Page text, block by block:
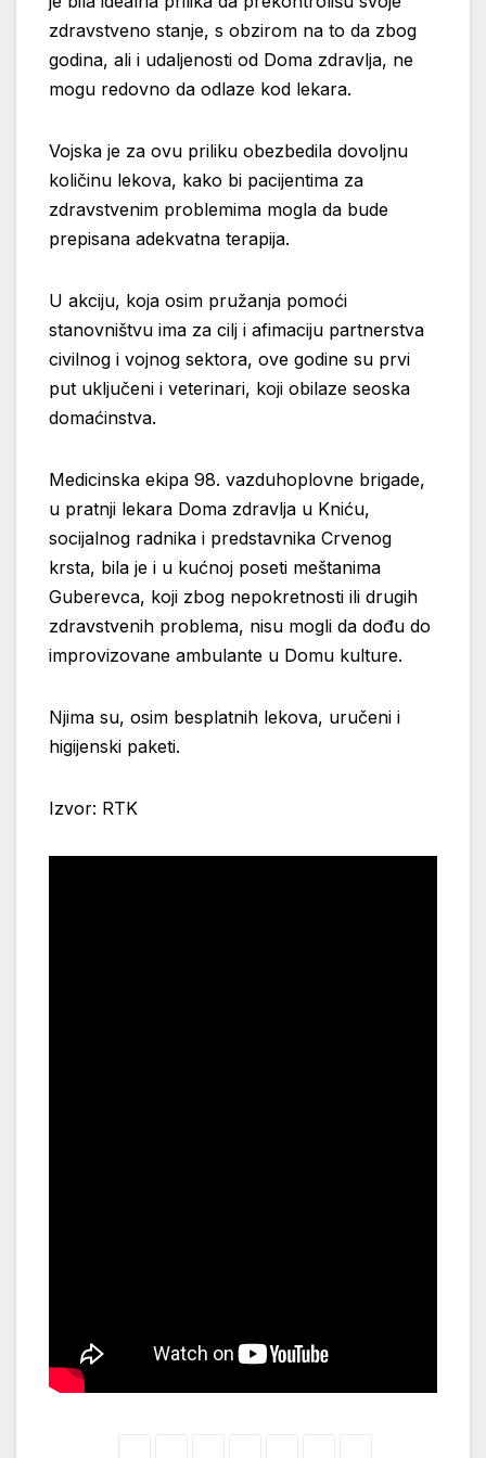
zdravstveno stanje, s obzirom na to da zbog
godina, ali i udaljenosti od Doma zdravlja, ne
mogu redovno da odlaze kod lekara.
Vojska je za ovu priliku obezbedila dovoljnu
količinu lekova, kako bi pacijentima za
zdravstvenim problemima mogla da bude
prepisana adekvatna terapija.
U akciju, koja osim pružanja pomoći
stanovništvu ima za cilj i afimaciju partnerstva
civilnog i vojnog sektora, ove godine su prvi
put uključeni i veterinari, koji obilaze seoska
domaćinstva.
Medicinska ekipa 98. vazduhoplovne brigade,
u pratnji lekara Doma zdravlja u Kniću,
socijalnog radnika i predstavnika Crvenog
krsta, bila je i u kućnoj poseti meštanima
Guberevca, koji zbog nepokretnosti ili drugih
zdravstvenih problema, nisu mogli da dođu do
improvizovane ambulante u Domu kulture.
Njima su, osim besplatnih lekova, uručeni i
higijenski paketi.
Izvor: RTK